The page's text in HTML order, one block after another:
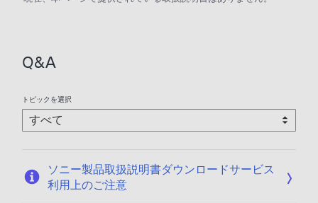
Q&A
トピックを選択
ソニー製品取扱説明書ダウンロードサービス
利用上のご注意